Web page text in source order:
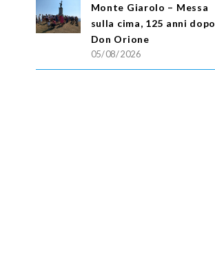
Monte Giarolo – Messa
sulla cima, 125 anni dopo
Don Orione
05/08/2026